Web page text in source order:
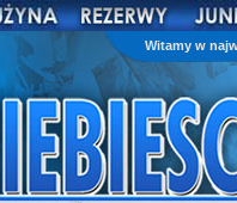
Witamy w